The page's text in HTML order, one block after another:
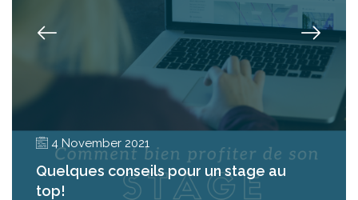
4 November 2021
Quelques conseils pour un stage au
top!